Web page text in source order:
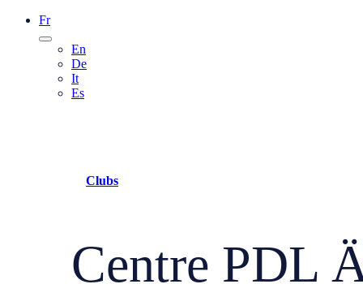
Fr
En
De
It
Es
Centre PDL
Clubs